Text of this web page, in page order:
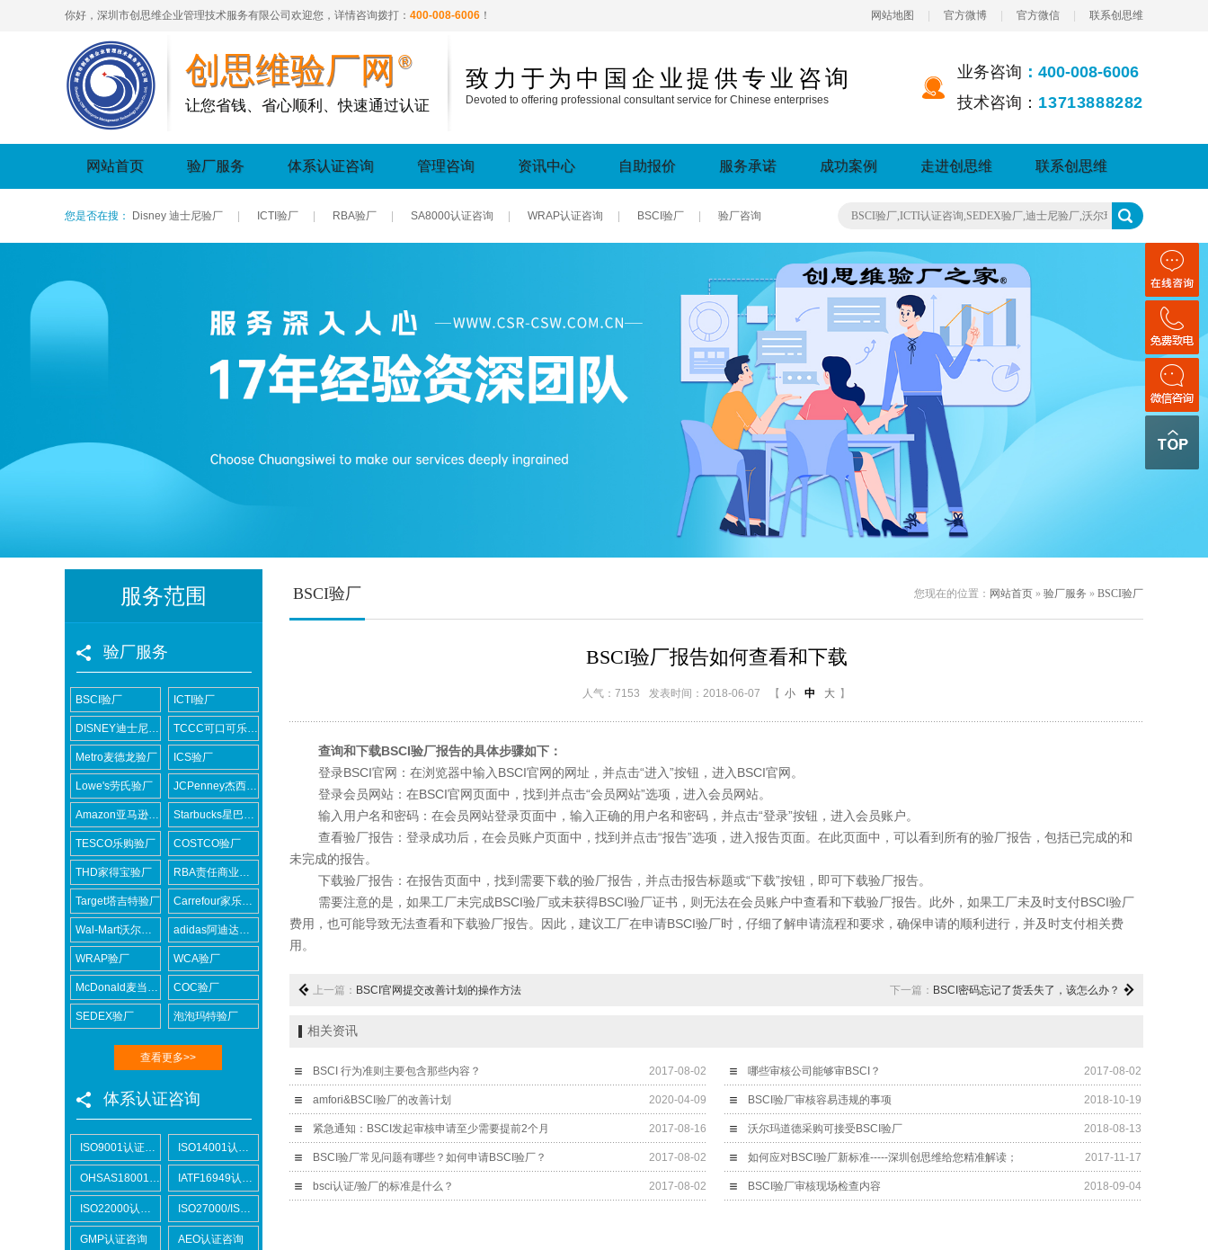
你好，深圳市创思维企业管理技术服务有限公司欢迎您，详情咨询拨打： 400-008-6006 ！ 网站地图 官方微博 官方微信 联系创思维
创思维验厂网 ®
让您省钱、省心顺利、快速通过认证
致力于为中国企业提供专业咨询
Devoted to offering professional consultant service for Chinese enterprises
业务咨询 ：400-008-6006
技术咨询： 13713888282
网站首页 验厂服务 体系认证咨询 管理咨询 资讯中心 自助报价 服务承诺 成功案例 走进创思维 联系创思维
您是否在搜： Disney 迪士尼验厂 ICTI验厂 RBA验厂 SA8000认证咨询 WRAP认证咨询 BSCI验厂 验厂咨询
服务范围
验厂服务
BSCI验厂 ICTI验厂
DISNEY迪士尼验厂 TCCC可口可乐验厂
Metro麦德龙验厂 ICS验厂
Lowe's劳氏验厂 JCPenney杰西潘尼验厂
Amazon亚马逊验厂 Starbucks星巴克验厂
TESCO乐购验厂 COSTCO验厂
THD家得宝验厂 RBA责任商业联盟认证咨询
Target塔吉特验厂 Carrefour家乐福验厂
Wal-Mart沃尔玛验厂 adidas阿迪达斯验厂
WRAP验厂 WCA验厂
McDonald麦当劳验厂 COC验厂
SEDEX验厂 泡泡玛特验厂
查看更多>>
体系认证咨询
ISO9001认证咨询 ISO14001认证咨询
OHSAS18001认证咨询 IATF16949认证咨询
ISO22000认证咨询 ISO27000/ISO27001认证咨询
GMP认证咨询 AEO认证咨询
BSCI验厂 您现在的位置： 网站首页 » 验厂服务 » BSCI验厂
BSCI验厂报告如何查看和下载
人气：7153 发表时间：2018-06-07 【 小 中 大 】
查询和下载BSCI验厂报告的具体步骤如下：
登录BSCI官网：在浏览器中输入BSCI官网的网址，并点击“进入”按钮，进入BSCI官网。
登录会员网站：在BSCI官网页面中，找到并点击“会员网站”选项，进入会员网站。
输入用户名和密码：在会员网站登录页面中，输入正确的用户名和密码，并点击“登录”按钮，进入会员账户。
查看验厂报告：登录成功后，在会员账户页面中，找到并点击“报告”选项，进入报告页面。在此页面中，可以看到所有的验厂报告，包括已完成的和
未完成的报告。
下载验厂报告：在报告页面中，找到需要下载的验厂报告，并点击报告标题或“下载”按钮，即可下载验厂报告。
需要注意的是，如果工厂未完成BSCI验厂或未获得BSCI验厂证书，则无法在会员账户中查看和下载验厂报告。此外，如果工厂未及时支付BSCI验厂
费用，也可能导致无法查看和下载验厂报告。因此，建议工厂在申请BSCI验厂时，仔细了解申请流程和要求，确保申请的顺利进行，并及时支付相关费
用。
上一篇： BSCI官网提交改善计划的操作方法 下一篇： BSCI密码忘记了货丢失了，该怎么办？
相关资讯
BSCI 行为准则主要包含那些内容？ 2017-08-02 哪些审核公司能够审BSCI？ 2017-08-02
amfori&BSCI验厂的改善计划 2020-04-09 BSCI验厂审核容易违规的事项 2018-10-19
紧急通知：BSCI发起审核申请至少需要提前2个月 2017-08-16 沃尔玛道德采购可接受BSCI验厂 2018-08-13
BSCI验厂常见问题有哪些？如何申请BSCI验厂？ 2017-08-02 如何应对BSCI验厂新标准-----深圳创思维给您精准解读； 2017-11-17
bsci认证/验厂的标准是什么？ 2017-08-02 BSCI验厂审核现场检查内容 2018-09-04